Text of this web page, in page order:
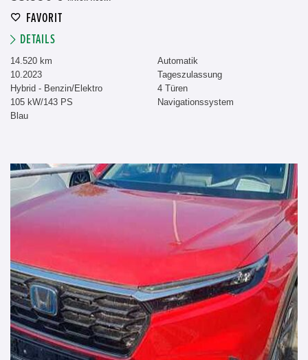
FAVORIT
DETAILS
14.520 km
10.2023
Hybrid - Benzin/Elektro
105 kW/143 PS
Blau
Automatik
Tageszulassung
4 Türen
Navigationssystem